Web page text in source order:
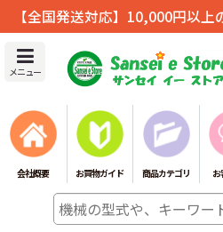
【全国発送対応】10,000円以上
メニュー
会社概要 お買物ガイド 商品カテゴリ